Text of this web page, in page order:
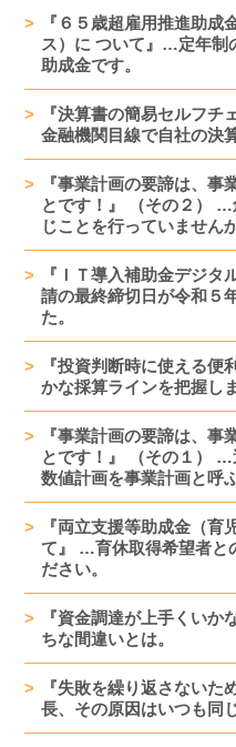
『６５歳超雇用推進助
ス）に ついて』…定年制
助成金です。
『決算書の簡易セルフ
金融機関目線で自社の決
『事業計画の要諦は、事
とです！』 （その２）
じことを行っていません
『ＩＴ導入補助金デジ
請の最終締切日が令和５
た。
『投資判断時に使える
かな採算ラインを把握し
『事業計画の要諦は、事
とです！』 （その１）
数値計画を事業計画と呼
『両立支援等助成金（育
て』 …育休取得希望者と
ださい。
『資金調達が上手くい
ちな間違いとは。
『失敗を繰り返さない
長、その原因はいつも同